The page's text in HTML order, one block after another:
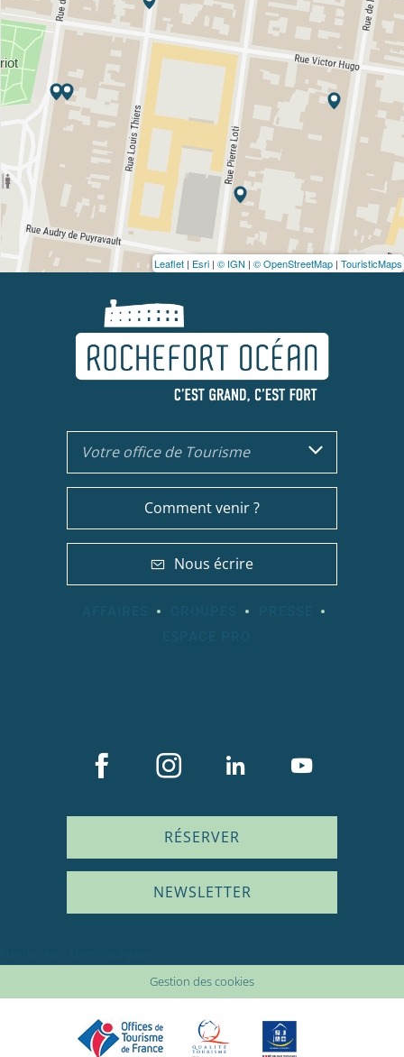
Leaflet | Esri | © IGN | © OpenStreetMap | TouristicMaps
Votre office de Tourisme
Comment venir ?
Nous écrire
RÉSERVER
NEWSLETTER
Gestion des cookies